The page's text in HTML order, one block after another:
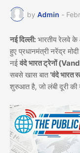
by Admin -
नई दिल्ली: भारतीय रेलवे
हुए प्रधानमंत्री नरेंद्र
नई वंदे भारत ट्रेनों
सबसे खास बात'वंदे भारत
शुरुआत है, जो लंबी दूरी की